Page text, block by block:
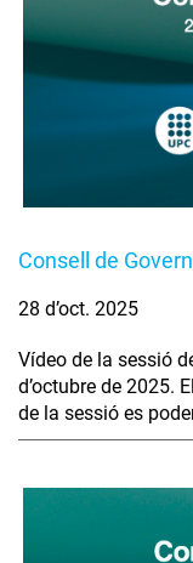
Consell de
28 d’oct. 2025
Vídeo de la sessió
d’octubre de 2025.
de la sessió es